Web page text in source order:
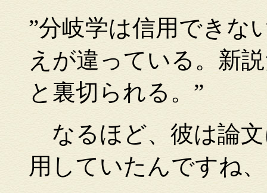
”分岐学は信用できな
えが違っている。新
と裏切られる。”
なるほど、彼は論
用していたんですね、